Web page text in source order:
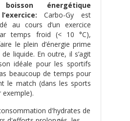
énergétique
Carbo-Gy est
au cours d’un exercice
temps froid (< 10 °C),
le plein d’énergie prime
liquide. En outre, il s’agit
idéale pour les sportifs
beaucoup de temps pour
le match (dans les sports
exemple).
d'hydrates de